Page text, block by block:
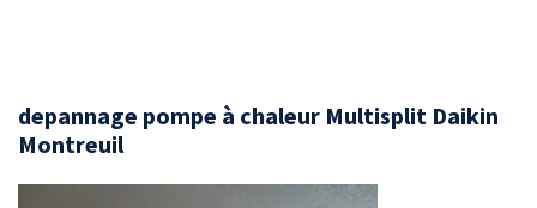
depannage pompe à chaleur Multisplit Daikin
Montreuil